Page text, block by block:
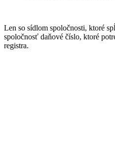
Len so sídlom spoločnosti, ktoré
spoločnosť daňové číslo, ktoré
registra.